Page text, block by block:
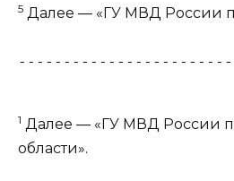
5 Далее — «ГУ МВД России
1 Далее — «ГУ МВД России
области».